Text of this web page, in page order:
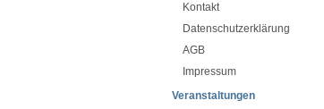
Kontakt
Datenschutzerklärung
AGB
Impressum
Veranstaltungen